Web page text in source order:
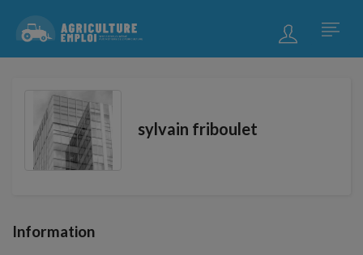
sylvain friboulet
Information